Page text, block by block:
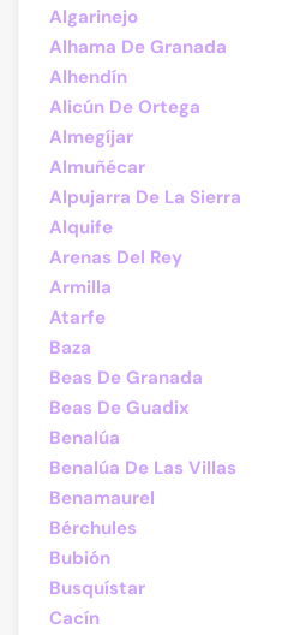
Algarinejo
Alhama De Granada
Alhendín
Alicún De Ortega
Almegíjar
Almuñécar
Alpujarra De La Sierra
Alquife
Arenas Del Rey
Armilla
Atarfe
Baza
Beas De Granada
Beas De Guadix
Benalúa
Benalúa De Las Villas
Benamaurel
Bérchules
Bubión
Busquístar
Cacín